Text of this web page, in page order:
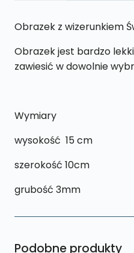
T4
Obrazek z wizerunkiem
Obrazek jest bardzo
zawiesić w dowolnie
Wymiary
wysokość 15 cm
szerokość 10cm
grubość 3mm
Podobne produkty